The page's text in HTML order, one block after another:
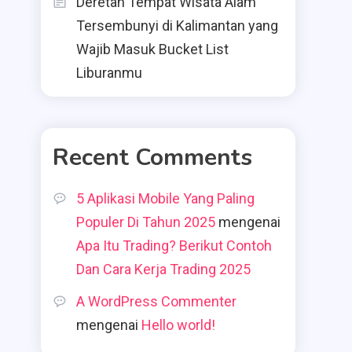
Tersembunyi di Kalimantan yang
Wajib Masuk Bucket List
Liburanmu
Recent Comments
5 Aplikasi Mobile Yang Paling
Populer Di Tahun 2025 mengenai
Apa Itu Trading? Berikut Contoh
Dan Cara Kerja Trading 2025
A WordPress Commenter
mengenai Hello world!